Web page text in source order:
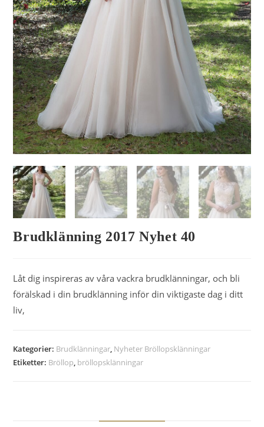
Brudklänning 2017 Nyhet 40
Låt dig inspireras av våra vackra brudklänningar, och bli
förälskad i din brudklänning inför din viktigaste dag i ditt
liv,
Kategorier: Brudklänningar, Nyheter Bröllopsklänningar
Etiketter: Bröllop, bröllopsklänningar